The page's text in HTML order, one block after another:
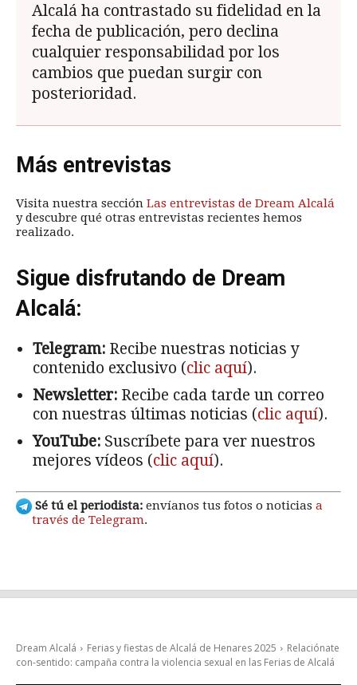
Alcalá ha contrastado su fidelidad en la
fecha de publicación, pero declina
cualquier responsabilidad por los
cambios que puedan surgir con
posterioridad.
Más entrevistas
Visita nuestra sección Las entrevistas de Dream Alcalá
y descubre qué otras entrevistas recientes hemos
realizado.
Sigue disfrutando de Dream
Alcalá:
Telegram: Recibe nuestras noticias y
contenido exclusivo (clic aquí).
Newsletter: Recibe cada tarde un correo
con nuestras últimas noticias (clic aquí).
YouTube: Suscríbete para ver nuestros
mejores vídeos (clic aquí).
Sé tú el periodista: envíanos tus fotos o noticias a
través de Telegram.